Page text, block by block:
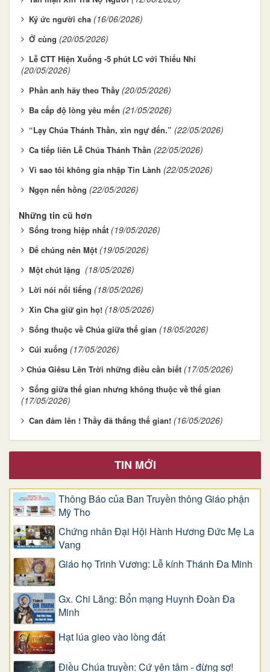
Ký ức người cha (16/06/2026)
Ở cùng (20/05/2026)
Lễ CTT Hiện Xuống -5 phút LC với Thiếu Nhi
(20/05/2026)
Phần anh hãy theo Thầy (20/05/2026)
Ba cấp độ lòng yêu mến (21/05/2026)
“Lạy Chúa Thánh Thần, xin ngự đến.” (22/05/2026)
Ca tiếp liên Lễ Chúa Thánh Thần (22/05/2026)
Vì sao tôi không gia nhập Tin Lành (22/05/2026)
Ngọn nến hồng (22/05/2026)
Những tin cũ hơn
Sống trong hiệp nhất (19/05/2026)
Để chúng nên Một (19/05/2026)
Một chút lặng (18/05/2026)
Lời nói nổi tiếng (18/05/2026)
Xin Cha giữ gìn họ! (18/05/2026)
Sống thuộc về Chúa giữa thế gian (18/05/2026)
Cúi xuống (17/05/2026)
​​​​​​​Chúa Giêsu Lên Trời những điều cần biết (17/05/2026)
Sống giữa thế gian nhưng không thuộc về thế gian
(17/05/2026)
Can đảm lên ! Thầy đã thắng thế gian! (16/05/2026)
TIN MỚI
Thông Báo của Ban Truyền thông Giáo phận
Mỹ Tho
Chứng nhân Đại Hội Hành Hương Đức Mẹ La
Vang
Giáo họ Trinh Vương: Lễ kính Thánh Đa Minh
Gx. Chi Lăng: Bổn mạng Huynh Đoàn Đa
Minh
Hạt lúa gieo vào lòng đất
Điều Chúa truyền: Cứ yên tâm - đừng sợ!